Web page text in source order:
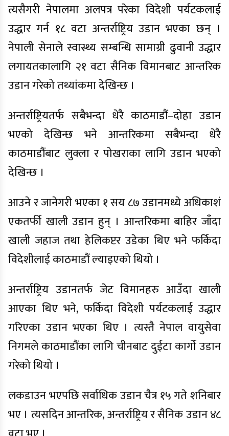
त्यसैगरी नेपालमा अलपत्र परेका विदेशी पर्यटकलाई
उद्धार गर्न १८ वटा अन्तर्राष्ट्रिय उडान भएका छन् ।
नेपाली सेनाले स्वास्थ्य सम्बन्धि सामाग्री ढुवानी उद्धार
लगायतकालागि २१ वटा सैनिक विमानबाट आन्तरिक
उडान गरेको तथ्यांकमा देखिन्छ ।
अन्तर्राष्ट्रियतर्फ सबैभन्दा धेरै काठमाडौं–दोहा उडान
भएको देखिन्छ भने आन्तरिकमा सबैभन्दा धेरै
काठमाडौंबाट लुक्ला र पोखराका लागि उडान भएको
देखिन्छ ।
आउने र जानेगरी भएका १ सय ८७ उडानमध्ये अधिकाशं
एकतर्फी खाली उडान हुन् । आन्तरिकमा बाहिर जाँदा
खाली जहाज तथा हेलिकप्टर उडेका थिए भने फर्किदा
विदेशीलाई काठमाडौं ल्याइएको थियो ।
अन्तर्राष्ट्रिय उडानतर्फ जेट विमानहरु आउँदा खाली
आएका थिए भने, फर्किदा विदेशी पर्यटकलाई उद्धार
गरिएका उडान भएका थिए । त्यस्तै नेपाल वायुसेवा
निगमले काठमाडौंका लागि चीनबाट दुईटा कार्गो उडान
गरेको थियो ।
लकडाउन भएपछि सर्वाधिक उडान चैत्र १५ गते शनिबार
भए । त्यसदिन आन्तरिक, अन्तर्राष्ट्रिय र सैनिक उडान ४८